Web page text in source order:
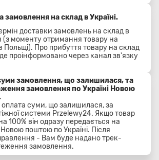
замовлення на склад в Україні.
доставки замовлень на склад в
(з моменту отримання товару на
Польщі). Про прибуття товару на склад
проінформовано через канал зв'язку
замовлення, що залишилася, та
замовлення по Україні Новою
оплата суми, що залишилася, за
системи Przelewy24. Якщо товар
100% він одразу передається на
поштою по Україні. Після
- Вам буде надано трек-
замовлення.